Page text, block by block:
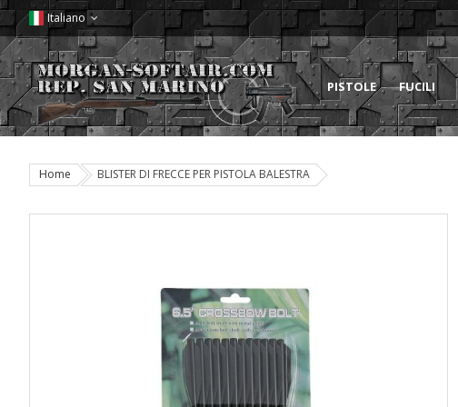
Italiano
PISTOLE FUCILI
Home BLISTER DI FRECCE PER PISTOLA BALESTRA